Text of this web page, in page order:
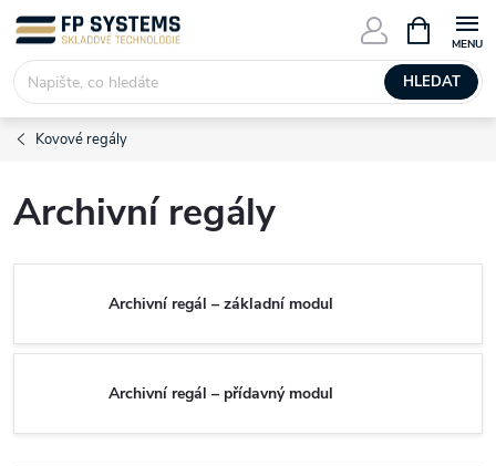
Přejít
obsah
HLEDAT
NÁKUPNÍ
KOŠÍK
Kovové regály
Archivní regály
Archivní regál – základní modul
Archivní regál – přídavný modul